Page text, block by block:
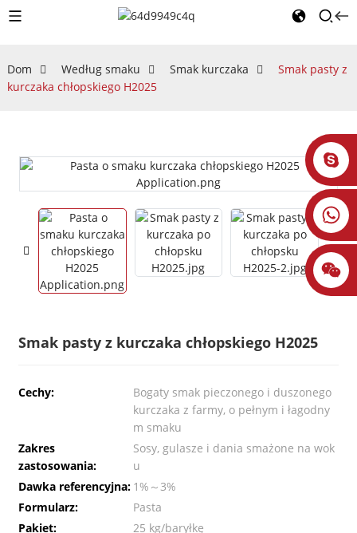
Dom Według smaku Smak kurczaka
Smak pasty z
kurczaka chłopskiego H2025
Smak pasty z kurczaka chłopskiego H2025
Cechy:
Bogaty smak pieczonego i duszonego
kurczaka z farmy, o pełnym i łagodny
m smaku
Zakres
zastosowania:
Sosy, gulasze i dania smażone na wok
u
Dawka referencyjna: 1%～3%
Formularz:
Pasta
Pakiet:
25 kg/baryłkę